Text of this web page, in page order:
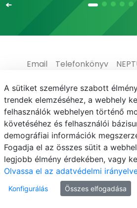
Email Telefonkönyv
Médiaközpont
Adatvédelem
© MATE 2021
A sütiket személyre szabott
trendek elemzéséhez, a webhely
felhasználók webhelyen történő
követéséhez és felhasználói
demográfiai információk
Fogadja el az összes sütit a
legjobb élmény érdekében, vagy
Olvassa el az adatvédelmi
Konfigurálás Összes elfogadása